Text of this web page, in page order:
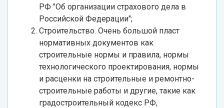
РФ "Об организации страхового дела в
Российской Федерации";
Строительство. Очень большой пласт
нормативных документов как
строительные нормы и правила, нормы
технологического проектирования, нормы
и расценки на строительные и ремонтно-
строительные работы и другие, такие как
градостроительный кодекс РФ,